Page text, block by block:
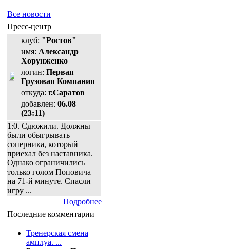
Все новости
Пресс-центр
клуб: "Ростов"
имя: Александр
Хорунженко
логин: Первая
Грузовая Компания
откуда: г.Саратов
добавлен: 06.08
(23:11)
1:0. Сдюжили. Должны
были обыгрывать
соперника, который
приехал без наставника.
Однако ограничились
только голом Поповича
на 71-й минуте. Спасли
игру ...
Подробнее
Последние комментарии
Тренерская смена
амплуа. ...